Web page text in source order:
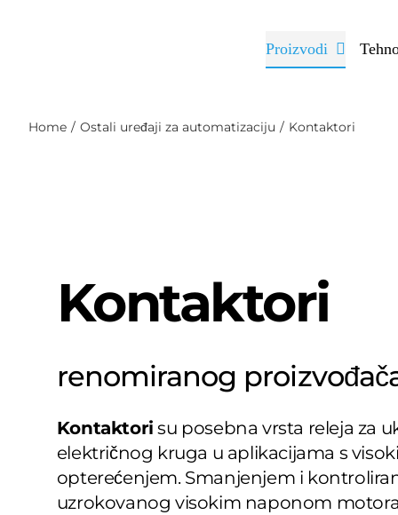
Proizvodi
Home Ostali uređaji za automatizaciju Kontaktori
Kontaktori
renomiranog
Kontaktori su posebna vrsta releja za
električnog kruga u aplikacijama s
opterećenjem. Smanjenjem i
uzrokovanog visokim naponom